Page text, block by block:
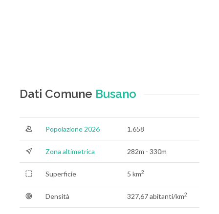
Dati Comune Busano
Popolazione 2026 1.658
Zona altimetrica 282m - 330m
Superficie 5 km2
Densità 327,67 abitanti/km2